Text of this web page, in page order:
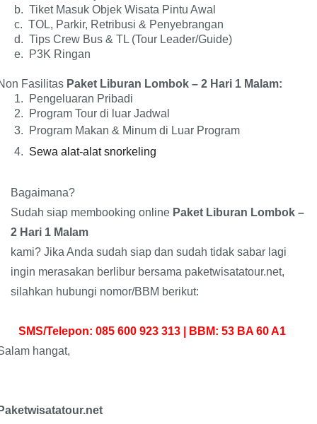
b. Tiket Masuk Objek Wisata Pintu Awal
c. TOL, Parkir, Retribusi & Penyebrangan
d. Tips Crew Bus & TL (Tour Leader/Guide)
e.
P3K Ringan
Fasilitas Paket Liburan Lombok – 2 Hari 1 Malam:
1.
Pengeluaran Pribadi
2.
Program Tour di luar Jadwal
3.
Program Makan & Minum di Luar Program
4. Sewa alat-alat snorkeling
Bagaimana?
Sudah siap membooking online Paket Liburan Lombok –
2 Hari 1 Malam
kami? Jika Anda sudah siap dan sudah tidak sabar lagi
ingin merasakan berlibur bersama paketwisatatour.net,
silahkan hubungi nomor/BBM berikut:
SMS/Telepon: 085 600 923 313 | BBM: 53 BA 60 A1
hangat,